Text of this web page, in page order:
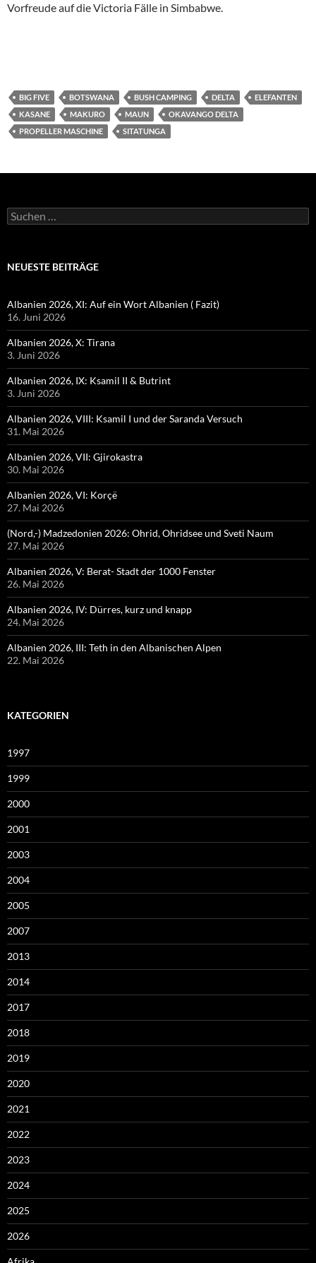
Vorfreude auf die Victoria Fälle in Simbabwe.
BIG FIVE BOTSWANA BUSH CAMPING DELTA
ELEFANTEN
KASANE
MAKURO MAUN
OKAVANGO DELTA
PROPELLER MASCHINE
SITATUNGA
Suchen
nach:
NEUESTE BEITRÄGE
Albanien 2026, XI: Auf ein Wort Albanien ( Fazit)
16. Juni 2026
Albanien 2026, X: Tirana
3. Juni 2026
Albanien 2026, IX: Ksamil II & Butrint
3. Juni 2026
Albanien 2026, VIII: Ksamil I und der Saranda Versuch
31. Mai 2026
Albanien 2026, VII: Gjirokastra
30. Mai 2026
Albanien 2026, VI: Korçë
27. Mai 2026
(Nord,-) Madzedonien 2026: Ohrid, Ohridsee und Sveti Naum
27. Mai 2026
Albanien 2026, V: Berat- Stadt der 1000 Fenster
26. Mai 2026
Albanien 2026, IV: Dürres, kurz und knapp
24. Mai 2026
Albanien 2026, III: Teth in den Albanischen Alpen
22. Mai 2026
KATEGORIEN
1997
1999
2000
2001
2003
2004
2005
2007
2013
2014
2017
2018
2019
2020
2021
2022
2023
2024
2025
2026